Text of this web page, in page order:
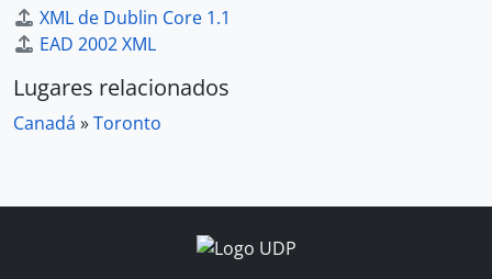
XML de Dublin Core 1.1
EAD 2002 XML
Lugares relacionados
Canadá »Toronto